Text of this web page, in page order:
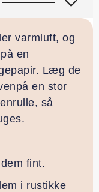
varmluft, og
en
Læg de
en stor
så
fint.
i rustikke